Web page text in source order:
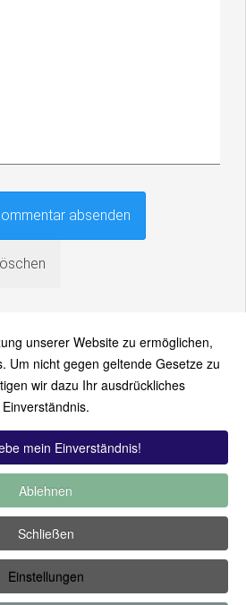
Freund senden
ein...
-Zuletzt hinzugekommen
-Meist gesehen
unserer Website zu ermöglichen,
Um nicht gegen geltende Gesetze zu
wir dazu Ihr ausdrückliches
Einverständnis.
mein Einverständnis!
Ablehnen
Schließen
Einstellungen